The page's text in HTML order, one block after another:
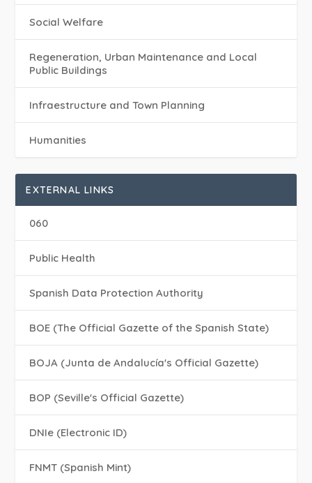
Social Welfare
Regeneration, Urban Maintenance and Local
Public Buildings
Infraestructure and Town Planning
Humanities
EXTERNAL LINKS
060
Public Health
Spanish Data Protection Authority
BOE (The Official Gazette of the Spanish State)
BOJA (Junta de Andalucía's Official Gazette)
BOP (Seville's Official Gazette)
DNIe (Electronic ID)
FNMT (Spanish Mint)